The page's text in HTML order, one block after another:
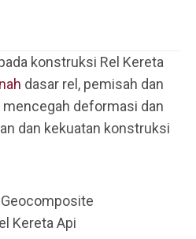
konstruksi Rel Kereta
dasar rel, pemisah dan
deformasi dan
dan kekuatan konstruksi
Kereta Api